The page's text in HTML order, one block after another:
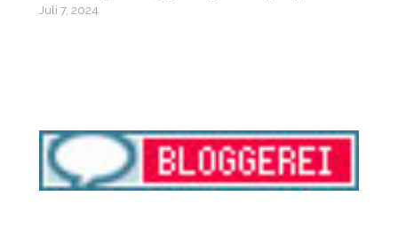
Juli 7, 2024